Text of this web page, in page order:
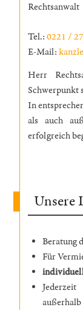
Rechtsanwalt
Tel.:0221 /
E-Mail:
Herr
Schwerpunkt
In
als auch
erfolgreich
Unsere
Beratung
Für